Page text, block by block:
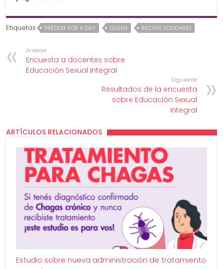
Etiquetas FREDDIE FOR A DAY QUEEN RECITAL SOLIDARIO
Anterior
Encuesta a docentes sobre
Educación Sexual Integral
Siguiente
Resultados de la encuesta
sobre Educación Sexual
Integral
ARTÍCULOS RELACIONADOS
Estudio sobre nueva administración de tratamiento